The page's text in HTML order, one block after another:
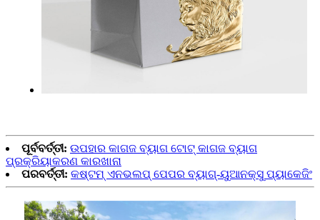
ପୂର୍ବବର୍ତ୍ତୀ: ଉପହାର କାଗଜ ବ୍ୟାଗ ଟୋଟ୍ କାଗଜ ବ୍ୟାଗ
ପ୍ରକ୍ରିୟାକରଣ କାରଖାନା
ପରବର୍ତ୍ତୀ: କଷ୍ଟମ୍ ଏନଭଲପ୍ ପେପର ବ୍ୟାଗ୍-ୟୁଆନକ୍ସୁ ପ୍ୟାକେଜିଂ